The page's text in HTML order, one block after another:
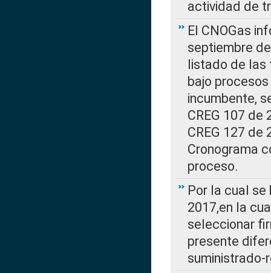
actividad de
El CNOGas
septiembre
listado de las
bajo
incumbente,
CREG 107
CREG 127 de
Cronograma
proceso.
Por la cual se
2017,en la
seleccionar
presente